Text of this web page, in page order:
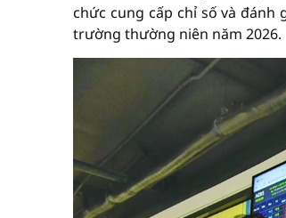
chức cung cấp chỉ số và đánh
trường thường niên năm 2026.